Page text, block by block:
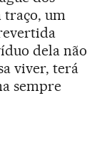
traço, um
dela não
viver, terá
sempre